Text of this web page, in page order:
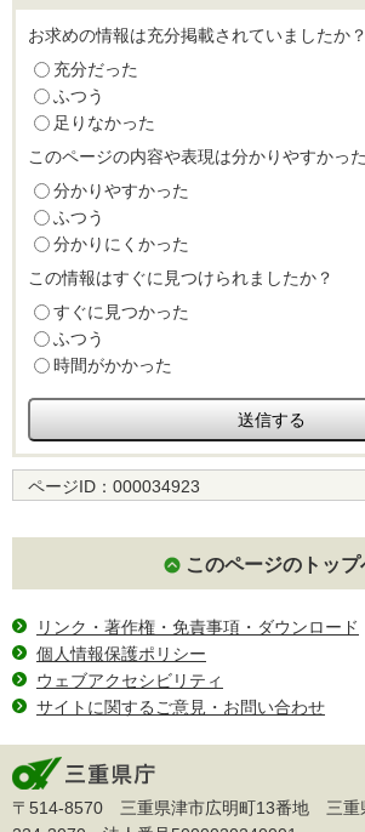
お求めの情報は充分掲載されていましたか？
充分だった
ふつう
足りなかった
このページの内容や表現は分かりやすかっ
分かりやすかった
ふつう
分かりにくかった
この情報はすぐに見つけられましたか？
すぐに見つかった
ふつう
時間がかかった
ページID： 000034923
このページのトップ
リンク・著作権・免責事項・ダウンロード
個人情報保護ポリシー
ウェブアクセシビリティ
サイトに関するご意見・お問い合わせ
〒514-8570 三重県津市広明町13番地 三重